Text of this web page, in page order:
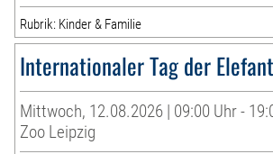
Rubrik: Kinder & Familie
Internationaler Tag der
Mittwoch, 12.08.2026 | 09:00 Uhr -
Zoo Leipzig